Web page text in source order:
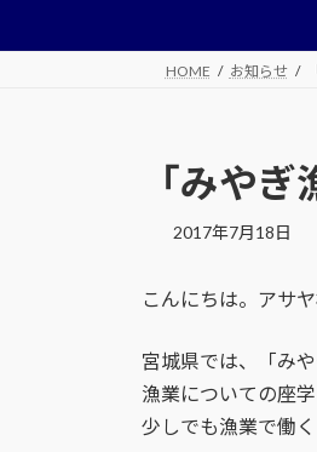
プ
動
HOME お知らせ
「みや
2017年7月18日
こんにちは。アサ
宮城県では、「み
漁業についての座
少しでも漁業で働